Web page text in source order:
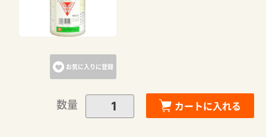
お気に入りに登録
数量 カートに入れる